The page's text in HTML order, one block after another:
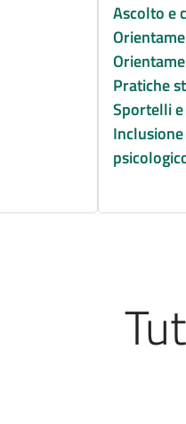
Ascolto e
Pratiche
Sportelli